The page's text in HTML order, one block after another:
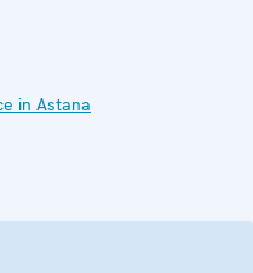
in Astana